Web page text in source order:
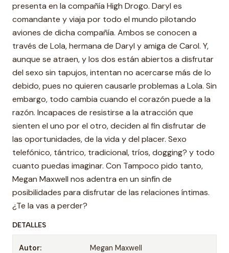
presenta en la compañía High Drogo. Daryl es
comandante y viaja por todo el mundo pilotando
aviones de dicha compañía. Ambos se conocen a
través de Lola, hermana de Daryl y amiga de Carol. Y,
aunque se atraen, y los dos están abiertos a disfrutar
del sexo sin tapujos, intentan no acercarse más de lo
debido, pues no quieren causarle problemas a Lola. Sin
embargo, todo cambia cuando el corazón puede a la
razón. Incapaces de resistirse a la atracción que
sienten el uno por el otro, deciden al fin disfrutar de
las oportunidades, de la vida y del placer. Sexo
telefónico, tántrico, tradicional, tríos, dogging? y todo
cuanto puedas imaginar. Con Tampoco pido tanto,
Megan Maxwell nos adentra en un sinfín de
posibilidades para disfrutar de las relaciones íntimas.
¿Te la vas a perder?
DETALLES
Autor: Megan Maxwell